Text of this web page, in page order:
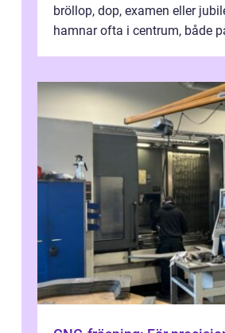
bröllop, dop, examen eller
hamnar ofta i centrum, både